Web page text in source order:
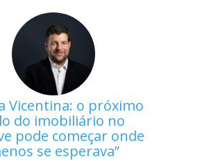
Vicentina: o próximo
do imobiliário no
pode começar onde
se esperava